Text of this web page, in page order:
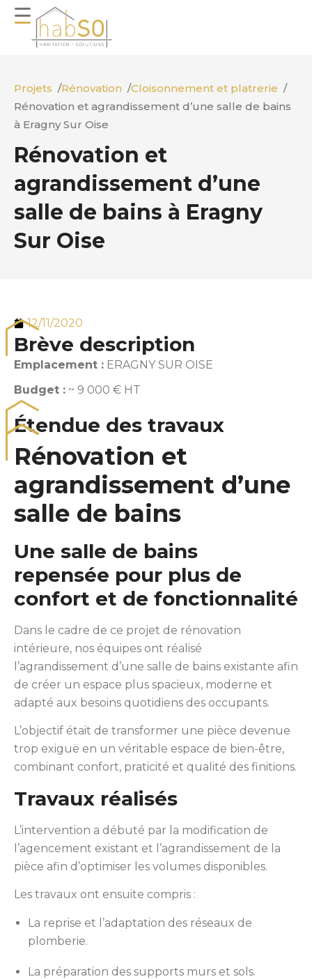
Rénovation et
agrandissement d’une
salle de bains à Eragny
Sur Oise
Projets Rénovation
Cloisonnement et platrerie
Rénovation et agrandissement d’une salle de bains
à Eragny Sur Oise
12/11/2020
Brève description
Emplacement : ERAGNY SUR OISE
Budget : ~ 9 000 € HT
Étendue des travaux
Rénovation et
agrandissement d’une
salle de bains
Une salle de bains
repensée pour plus de
confort et de fonctionnalité
Dans le cadre de ce projet de rénovation
intérieure, nos équipes ont réalisé
l’agrandissement d’une salle de bains existante afin
de créer un espace plus spacieux, moderne et
adapté aux besoins quotidiens des occupants.
L’objectif était de transformer une pièce devenue
trop exiguë en un véritable espace de bien-être,
combinant confort, praticité et qualité des finitions.
Travaux réalisés
L’intervention a débuté par la modification de
l’agencement existant et l’agrandissement de la
pièce afin d’optimiser les volumes disponibles.
Les travaux ont ensuite compris :
La reprise et l’adaptation des réseaux de
plomberie.
La préparation des supports murs et sols.